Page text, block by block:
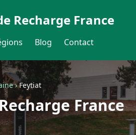
Recharge France
Blog Contact
›Feytiat
France